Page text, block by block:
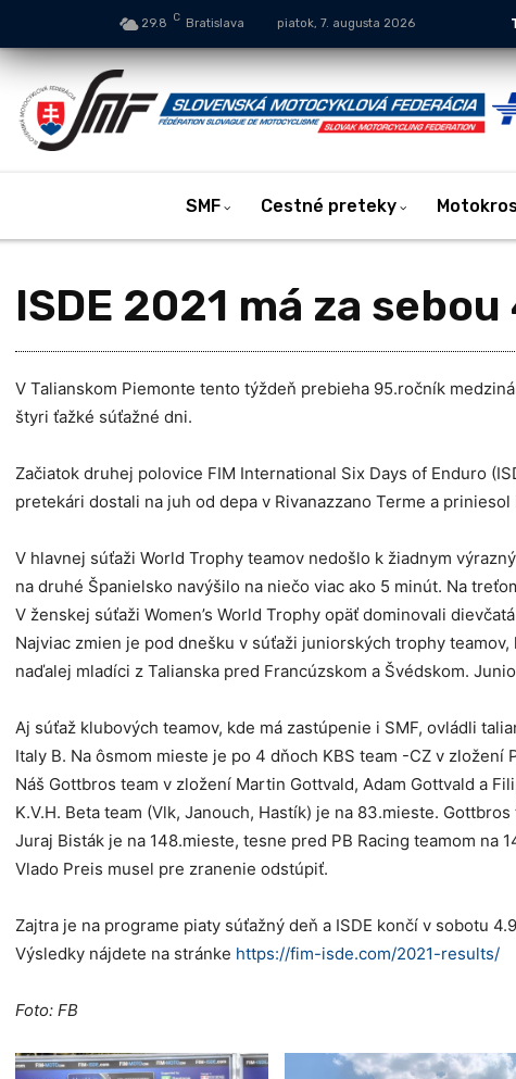
29.8 C Bratislava piatok, 7. augusta 2026
SMF Cestné preteky
ISDE 2021 má za
V Talianskom Piemonte tento týždeň prebieha 95.ročník
štyri ťažké súťažné dni.
Začiatok druhej polovice FIM International Six Days of Enduro
pretekári dostali na juh od depa v Rivanazzano Terme a
V hlavnej súťaži World Trophy teamov nedošlo k žiadnym
na druhé Španielsko navýšilo na niečo viac ako 5 minút. Na
V ženskej súťaži Women’s World Trophy opäť dominovali
Najviac zmien je pod dnešku v súťaži juniorských trophy
naďalej mladíci z Talianska pred Francúzskom a Švédskom.
Aj súťaž klubových teamov, kde má zastúpenie i SMF, ovládli
Italy B. Na ôsmom mieste je po 4 dňoch KBS team -CZ v zložení
Náš Gottbros team v zložení Martin Gottvald, Adam Gottvald a
K.V.H. Beta team (Vlk, Janouch, Hastík) je na 83.mieste.
Juraj Bisták je na 148.mieste, tesne pred PB Racing teamom
Vlado Preis musel pre zranenie odstúpiť.
Zajtra je na programe piaty súťažný deň a ISDE končí v sobotu
Výsledky nájdete na stránke https://fim-isde.com/2021-results/
Foto: FB